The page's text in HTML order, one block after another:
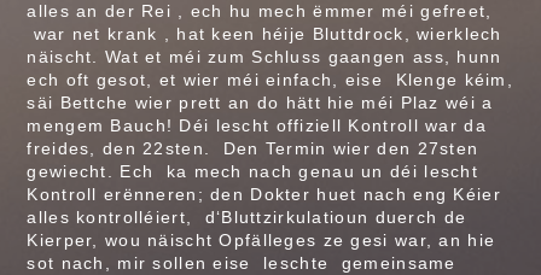
alles an der Rei , ech hu mech ëmmer méi gefreet,
war net krank , hat keen héije Bluttdrock, wierklech
näischt. Wat et méi zum Schluss gaangen ass, hunn
ech oft gesot, et wier méi einfach, eise Klenge kéim,
säi Bettche wier prett an do hätt hie méi Plaz wéi a
mengem Bauch! Déi lescht offiziell Kontroll war da
freides, den 22sten. Den Termin wier den 27sten
gewiecht. Ech ka mech nach genau un déi lescht
Kontroll erënneren; den Dokter huet nach eng Kéier
alles kontrolléiert, d‘Bluttzirkulatioun duerch de
Kierper, wou näischt Opfälleges ze gesi war, an hie
sot nach, mir sollen eise leschte gemeinsame